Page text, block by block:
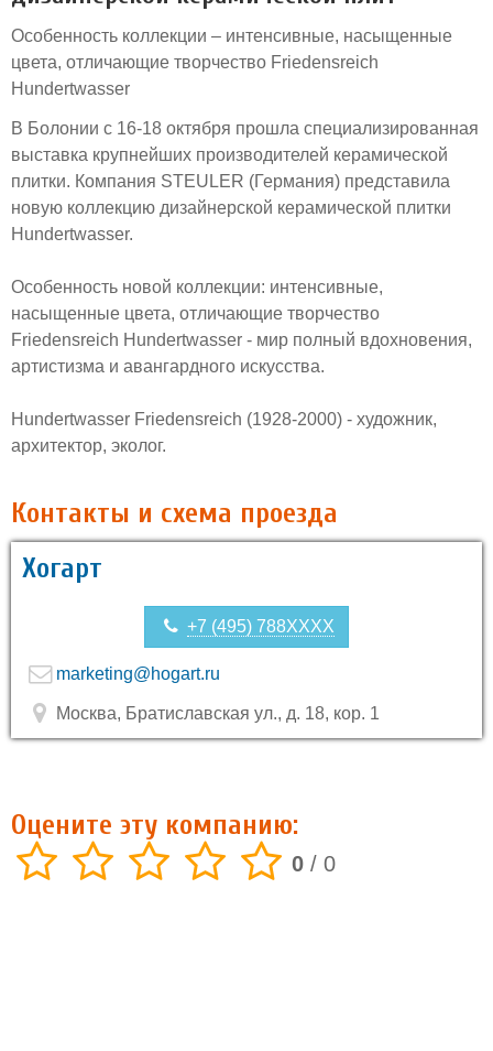
Особенность коллекции – интенсивные, насыщенные
цвета, отличающие творчество Friedensreich
Hundertwasser
В Болонии с 16-18 октября прошла специализированная
выставка крупнейших производителей керамической
плитки. Компания STEULER (Германия) представила
новую коллекцию дизайнерской керамической плитки
Hundertwasser.
Особенность новой коллекции: интенсивные,
насыщенные цвета, отличающие творчество
Friedensreich Hundertwasser - мир полный вдохновения,
артистизма и авангардного искусства.
Hundertwasser Friedensreich (1928-2000) - художник,
архитектор, эколог.
Контакты и схема проезда
Хогарт
+7 (495) 788XXXX
marketing@hogart.ru
Москва, Братиславская ул., д. 18, кор. 1
Оцените эту компанию:
0 / 0